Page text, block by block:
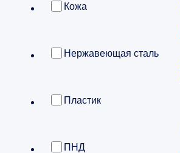
Кожа
Нержавеющая сталь
Пластик
ПНД